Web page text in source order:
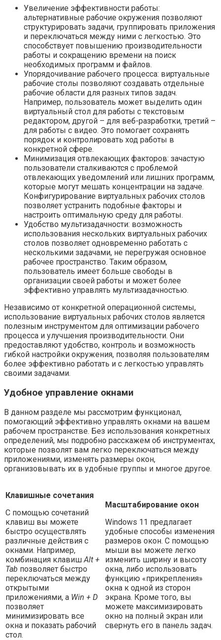
Увеличение эффективности работы:
альтернативные рабочие окружения позволяют
структурировать задачи, группировать приложения
и переключаться между ними с легкостью. Это
способствует повышению производительности
работы и сокращению времени на поиск
необходимых программ и файлов.
Упорядочивание рабочего процесса: виртуальные
рабочие столы позволяют создавать отдельные
рабочие области для разных типов задач.
Например, пользователь может выделить один
виртуальный стол для работы с текстовым
редактором, другой – для веб-разработки, третий –
для работы с видео. Это помогает сохранять
порядок и контролировать ход работы в
конкретной сфере.
Минимизация отвлекающих факторов: зачастую
пользователи сталкиваются с проблемой
отвлекающих уведомлений или лишних программ,
которые могут мешать концентрации на задаче.
Конфигурирование виртуальных рабочих столов
позволяет устранить подобные факторы и
настроить оптимальную среду для работы.
Удобство мультизадачности: возможность
использования нескольких виртуальных рабочих
столов позволяет одновременно работать с
несколькими задачами, не перегружая основное
рабочее пространство. Таким образом,
пользователь имеет больше свободы в
организации своей работы и может более
эффективно управлять мультизадачностью.
Независимо от конкретной операционной системы,
использование виртуальных рабочих столов является
полезным инструментом для оптимизации рабочего
процесса и улучшения производительности. Они
предоставляют удобство, контроль и возможность
гибкой настройки окружения, позволяя пользователям
более эффективно работать и с легкостью управлять
своими задачами.
Удобное управление окнами
В данном разделе мы рассмотрим функционал,
помогающий эффективно управлять окнами на вашем
рабочем пространстве. Без использования конкретных
определений, мы подробно расскажем об инструментах,
которые позволят вам легко переключаться между
приложениями, изменять размеры окон,
организовывать их в удобные группы и многое другое.
Клавишные сочетания
С помощью сочетаний
клавиш вы можете
быстро осуществлять
различные действия с
окнами. Например,
комбинация клавишAlt +
Tab позволяет быстро
переключаться между
открытыми
приложениями, а Win + D
позволяет
минимизировать все
окна и показать рабочий
стол.
Масштабирование окон
Windows 11 предлагает
удобные способы изменения
размеров окон. С помощью
мыши вы можете легко
изменить ширину и высоту
окна, либо использовать
функцию «прикрепления»
окна к одной из сторон
экрана. Кроме того, вы
можете максимизировать
окно на полный экран или
свернуть его в панель задач.